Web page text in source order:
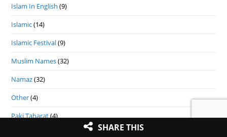
Islam In English (9)
Islamic(14)
Islamic Festival(9)
Muslim Names(32)
Namaz(32)
Other(4)
Paki Taharat(4)
SHARE THIS